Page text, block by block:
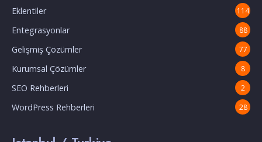
Eklentiler 114
Entegrasyonlar 88
Gelişmiş Çözümler 77
Kurumsal Çözümler 8
SEO Rehberleri 2
WordPress Rehberleri 28